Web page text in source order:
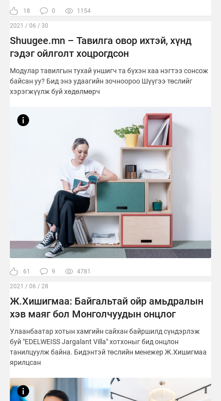
18 0 1154
2021 / 06 / 30
Shuugee.mn – Тавилга овор ихтэй, хүнд
гэдэг ойлголт хоцрогдсон
Модулар тавилгын тухай уншигч та бүхэн хаа нэгтээ сонсож
байсан уу? Бид энэ удаагийн зочноороо Шүүгээ төслийг
хэрэгжүүлж буй хөдөлмөрч
61 9 4781
2021 / 06 / 28
Ж.Хишигмаа: Байгальтай ойр амьдралын
хэв маяг бол Монголчуудын онцлог
Улаанбаатар хотын хамгийн сайхан байршилд сүндэрлэж
буй "EDELWEISS Jargalant Villa" хотхоныг бид онцлон
танилцуулж байна. Бидэнтэй төслийн менежер Ж.Хишигмаа
ярилцсан